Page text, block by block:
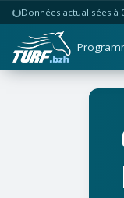
Données actualisées à